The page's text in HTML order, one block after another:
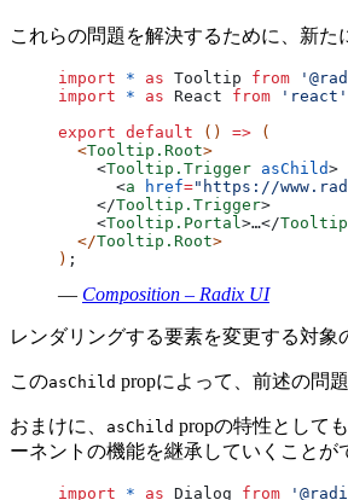
これらの問題を解決するために、新た
import * as Tooltip from
import * as React from 'react'
export default () => (
  <
Tooltip.Root>
    <
Tooltip.Trigger asChild>
      <
a href="https://
    </
Tooltip.Trigger>
    <
Tooltip.Portal >…</
  </
Tooltip.Root>
) ;
— Composition – Radix UI
レンダリングする要素を変更する対象
このasChild propによって、前述の問
おまけに、 asChild propの特性として
ーネントの機能を継承していくことが
import * as Dialog from